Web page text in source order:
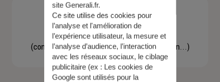
Demande d'information
(concernant une actualité, une réglementation...)
site Generali.fr.
Ce site utilise des cookies pour
l’analyse et l'amélioration de
l’expérience utilisateur, la mesure et
l’analyse d’audience, l’interaction
avec les réseaux sociaux, le ciblage
publicitaire (ex : Les cookies de
Google sont utilisés pour la